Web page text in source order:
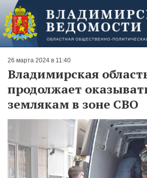
26 марта 2024 в 11:40
Владимирская
продолжает
землякам в зоне СВО